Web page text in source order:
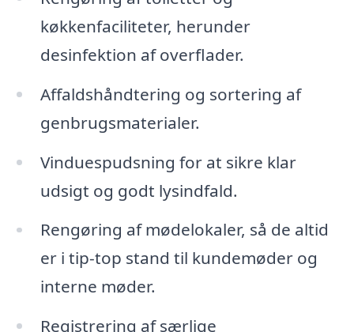
køkkenfaciliteter, herunder
desinfektion af overflader.
Affaldshåndtering og sortering af
genbrugsmaterialer.
Vinduespudsning for at sikre klar
udsigt og godt lysindfald.
Rengøring af mødelokaler, så de altid
er i tip-top stand til kundemøder og
interne møder.
Registrering af særlige